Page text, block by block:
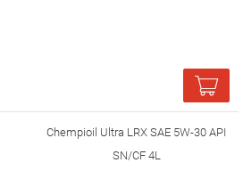
Chempioil Ultra LRX SAE 5W-30 API
SN/CF 4L